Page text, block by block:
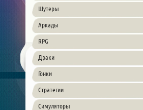
Шутеры
Аркады
RPG
Драки
Гонки
Стратегии
Симуляторы